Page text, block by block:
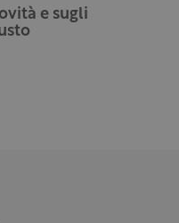
e sugli